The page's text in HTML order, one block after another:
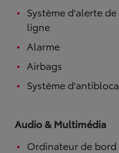
Système d'alerte
ligne
Alarme
Airbags
Système
Audio & Multimédia
Ordinateur de bord